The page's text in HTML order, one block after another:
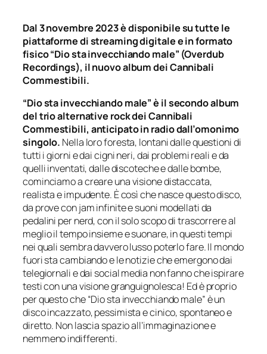
Dal 3 novembre 2023 è disponibile su tutte le
piattaforme di streaming digitale e in formato
fisico “Dio sta invecchiando male” (Overdub
Recordings), il nuovo album dei Cannibali
Commestibili.
“Dio sta invecchiando male” è il secondo album
del trio alternative rock dei Cannibali
Commestibili, anticipato in radio dall’omonimo
singolo. Nella loro foresta, lontani dalle questioni di
tutti i giorni e dai cigni neri, dai problemi reali e da
quelli inventati, dalle discoteche e dalle bombe,
cominciamo a creare una visione distaccata,
realista e impudente. È così che nasce questo disco,
da prove con jam infinite e suoni modellati da
pedalini per nerd, con il solo scopo di trascorrere al
meglio il tempo insieme e suonare, in questi tempi
nei quali sembra davvero lusso poterlo fare. Il mondo
fuori sta cambiando e le notizie che emergono dai
telegiornali e dai social media non fanno che ispirare
testi con una visione granguignolesca! Ed è proprio
per questo che “Dio sta invecchiando male” è un
disco incazzato, pessimista e cinico, spontaneo e
diretto. Non lascia spazio all’immaginazione e
nemmeno indifferenti.